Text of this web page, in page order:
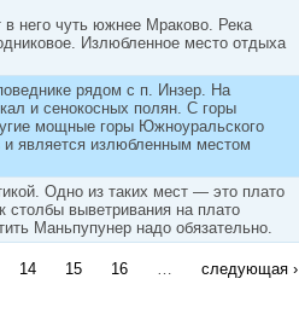
него чуть южнее Мраково. Река
Излюбленное место отдыха
рядом с п. Инзер. На
и сенокосных полян. С горы
мощные горы Южноуральского
и является излюбленным местом
Одно из таких мест — это плато
столбы выветривания на плато
Маньпупунер надо обязательно.
14 15 16 следующая ›